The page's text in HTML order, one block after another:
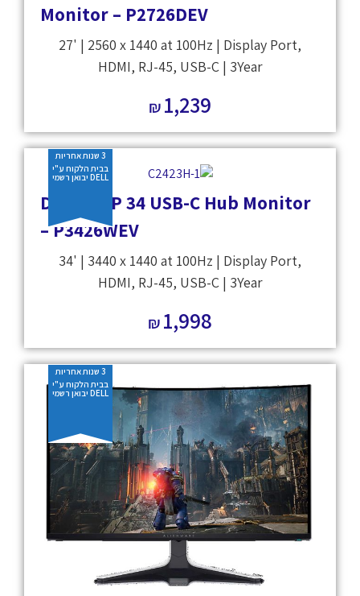
Monitor – P2726DEV
27' | 2560 x 1440 at 100Hz | Display Port,
HDMI, RJ-45, USB-C | 3Year
₪1,239
בבית הלקוח ע"י
Dell Pro P 34 USB-C Hub Monitor
– P3426WEV
34' | 3440 x 1440 at 100Hz | Display Port,
HDMI, RJ-45, USB-C | 3Year
₪1,998
בבית הלקוח ע"י
DELL יבואן רשמי